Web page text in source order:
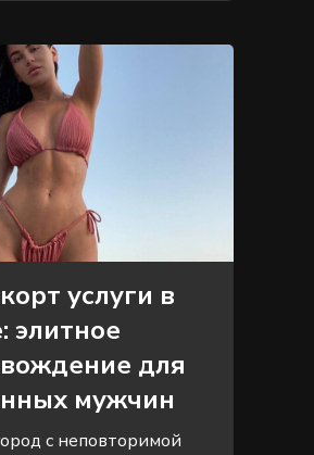
услуги в
элитное
для
мужчин
с неповторимой